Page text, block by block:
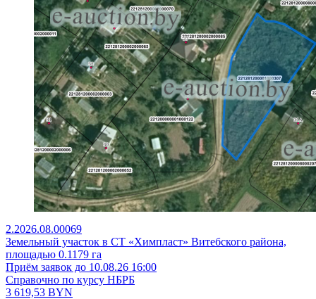
2.2026.08.00069
Земельный участок в СТ «Химпласт» Витебского района,
площадью 0.1179 га
Приём заявок до 10.08.26 16:00
Справочно по курсу НБРБ
3 619,53 BYN